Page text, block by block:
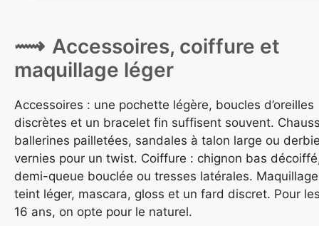
Accessoires, coiffure et
maquillage léger
Accessoires : une pochette légère, boucles d’oreilles
discrètes et un bracelet fin suffisent souvent.
ballerines pailletées, sandales à talon large ou
vernies pour un twist. Coiffure : chignon bas
demi-queue bouclée ou tresses latérales.
teint léger, mascara, gloss et un fard discret. Pour
16 ans, on opte pour le naturel.